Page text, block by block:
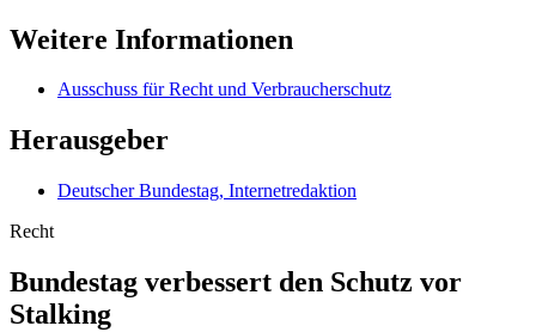
Weitere Informationen
Ausschuss für Recht und Verbraucherschutz
Herausgeber
Deutscher Bundestag, Internetredaktion
Recht
Bundestag verbessert den Schutz vor
Stalking